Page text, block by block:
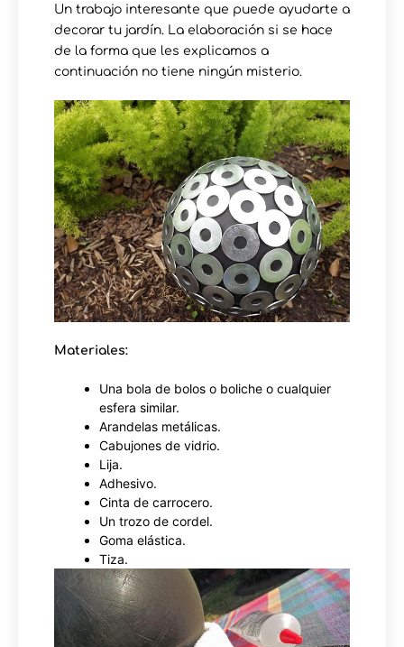
Un trabajo interesante que puede ayudarte a
decorar tu jardín. La elaboración si se hace
de la forma que les explicamos a
continuación no tiene ningún misterio.
Materiales:
Una bola de bolos o boliche o cualquier
esfera similar.
Arandelas metálicas.
Cabujones de vidrio.
Lija.
Adhesivo.
Cinta de carrocero.
Un trozo de cordel.
Goma elástica.
Tiza.